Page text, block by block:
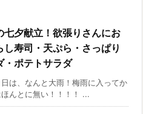
七夕献立！欲張りさんにお
し寿司・天ぷら・さっぱり
・ポテトサラダ
は、なんと大雨！梅雨に入ってか
んとに無い！！！！ ...